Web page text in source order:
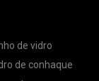
de vidro
de conhaque